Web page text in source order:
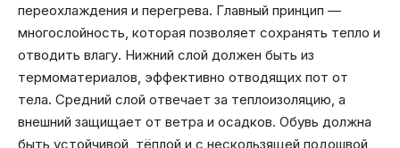
переохлаждения и перегрева. Главный принцип —
многослойность, которая позволяет сохранять тепло и
отводить влагу. Нижний слой должен быть из
термоматериалов, эффективно отводящих пот от
тела. Средний слой отвечает за теплоизоляцию, а
внешний защищает от ветра и осадков. Обувь должна
быть устойчивой, тёплой и с нескользящей подошвой,